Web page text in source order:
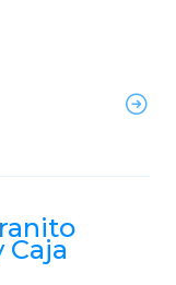
Caja